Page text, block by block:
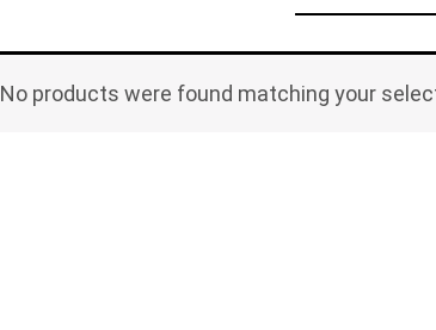
No products were found matching your